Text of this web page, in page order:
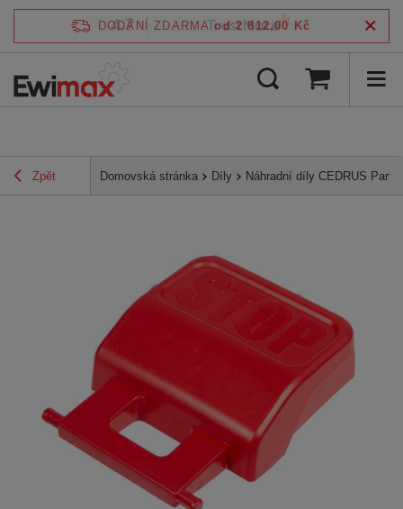
DODÁNÍ ZDARMA od 2 812,00 Kč
Zpět Domovská stránka Díly Náhradní díly CEDRUS Parts
4.7 /5 ověřeno podle